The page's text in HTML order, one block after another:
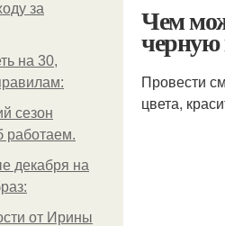
за
на 30,
сезон
работаем.
декабря на
от Ирины
Чем
черную
Провести
цвета,